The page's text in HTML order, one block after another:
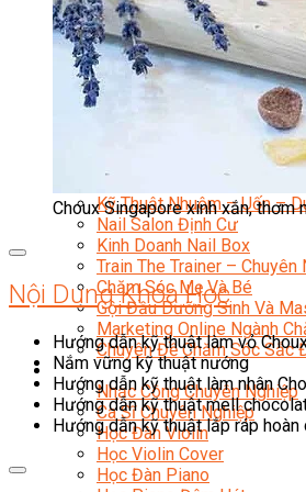
Chuyên Viên Trang Điểm
Trang Điểm Cô Dâu
Phun Xăm Thẩm Mỹ
Kỹ Thuật Tạo Sợi
Barber Chuyên Nghiệp
Kỹ Thuật Chải Bới Tóc
Quản Lý Hair Salon
Quản Lý Nail Salon Chuyên
Kỹ Thuật Nhuộm – Uốn –
Nail Salon Định Cư
Kinh Doanh Nail Box
Train The Trainer – Chuyên
Chăm Sóc Mẹ Và Bé
Gội Đầu Dưỡng Sinh Và
Marketing Online Ngành
Chuyên Đề Chăm Sóc Sắc
Âm Nhạc
Nhạc Công Chuyên Nghiệp
Ca Sĩ Chuyên Nghiệp
Học Đàn Violin
Học Violin Cover
Học Đàn Piano
Choux Singapore xinh xắn, thơm
Nội Dung Khóa Học
Hướng dẫn kỹ thuật làm vỏ
Nắm vững kỹ thuật nướng
Hướng dẫn kỹ thuật làm nhân
Hướng dẫn kỹ thuật mell
Hướng dẫn kỹ thuật lắp ráp hoàn